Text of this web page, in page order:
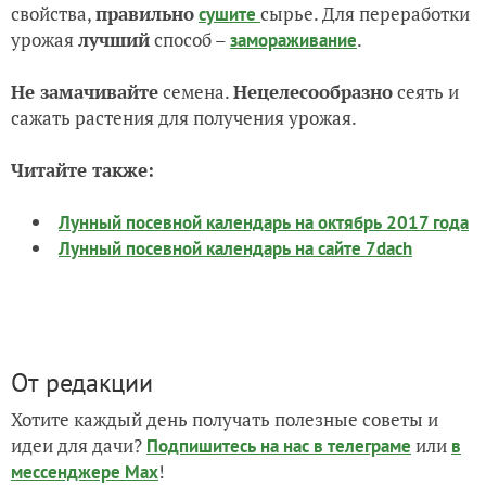
свойства,правильносушите сырье. Для переработки
урожаялучшийспособ –замораживание.
Не замачивайтесемена.Нецелесообразносеять и
сажать растения для получения урожая.
Читайте также:
Лунный посевной календарь на октябрь 2017 года
Лунный посевной календарь на сайте 7dach
От редакции
Хотите каждый день получать полезные советы и
идеи для дачи? Подпишитесь на нас в телеграме или в
мессенджере Max!